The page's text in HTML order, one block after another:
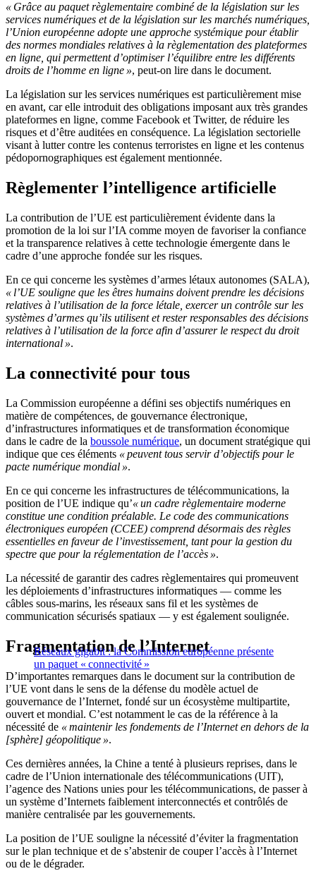
« Grâce au paquet règlementaire combiné de la législation sur les
services numériques et de la législation sur les marchés numériques,
l’Union européenne adopte une approche systémique pour établir
des normes mondiales relatives à la règlementation des plateformes
en ligne, qui permettent d’optimiser l’équilibre entre les différents
droits de l’homme en ligne », peut-on lire dans le document.
La législation sur les services numériques est particulièrement mise
en avant, car elle introduit des obligations imposant aux très grandes
plateformes en ligne, comme Facebook et Twitter, de réduire les
risques et d’être auditées en conséquence. La législation sectorielle
visant à lutter contre les contenus terroristes en ligne et les contenus
pédopornographiques est également mentionnée.
Règlementer l’intelligence artificielle
La contribution de l’UE est particulièrement évidente dans la
promotion de la loi sur l’IA comme moyen de favoriser la confiance
et la transparence relatives à cette technologie émergente dans le
cadre d’une approche fondée sur les risques.
En ce qui concerne les systèmes d’armes létaux autonomes (SALA),
« l’UE souligne que les êtres humains doivent prendre les décisions
relatives à l’utilisation de la force létale, exercer un contrôle sur les
systèmes d’armes qu’ils utilisent et rester responsables des décisions
relatives à l’utilisation de la force afin d’assurer le respect du droit
international ».
La connectivité pour tous
La Commission européenne a défini ses objectifs numériques en
matière de compétences, de gouvernance électronique,
d’infrastructures informatiques et de transformation économique
dans le cadre de la boussole numérique, un document stratégique qui
indique que ces éléments « peuvent tous servir d’objectifs pour le
pacte numérique mondial ».
En ce qui concerne les infrastructures de télécommunications, la
position de l’UE indique qu’« un cadre règlementaire moderne
constitue une condition préalable. Le code des communications
électroniques européen (CCEE) comprend désormais des règles
essentielles en faveur de l’investissement, tant pour la gestion du
spectre que pour la réglementation de l’accès ».
La nécessité de garantir des cadres règlementaires qui promeuvent
les déploiements d’infrastructures informatiques — comme les
câbles sous-marins, les réseaux sans fil et les systèmes de
communication sécurisés spatiaux — y est également soulignée.
Réseaux gigabit : la Commission européenne présente
un paquet « connectivité »
Fragmentation de l’Internet
D’importantes remarques dans le document sur la contribution de
l’UE vont dans le sens de la défense du modèle actuel de
gouvernance de l’Internet, fondé sur un écosystème multipartite,
ouvert et mondial. C’est notamment le cas de la référence à la
nécessité de « maintenir les fondements de l’Internet en dehors de la
[sphère] géopolitique ».
Ces dernières années, la Chine a tenté à plusieurs reprises, dans le
cadre de l’Union internationale des télécommunications (UIT),
l’agence des Nations unies pour les télécommunications, de passer à
un système d’Internets faiblement interconnectés et contrôlés de
manière centralisée par les gouvernements.
La position de l’UE souligne la nécessité d’éviter la fragmentation
sur le plan technique et de s’abstenir de couper l’accès à l’Internet
ou de le dégrader.